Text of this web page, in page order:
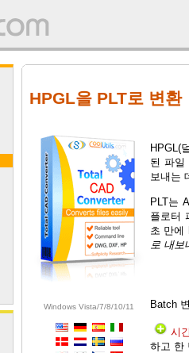
HPGL을 PLT로 변환
Windows Vista/7/8/10/11
HPGL(
된 파일
보내는
PLT는
플로터
초 만에
로 내보
Batch
시
하고 한